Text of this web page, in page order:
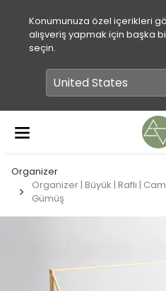
Konumunuza özel içerikleri
alışveriş yapmak için başka
seçin.
Organizer
Organizer | Büyük | Raflı |
Gümüş